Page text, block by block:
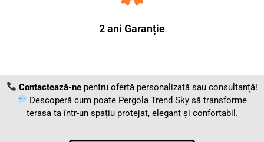
2 ani Garanție
Contactează-ne pentru ofertă personalizată sau consultanță!
Descoperă cum poate Pergola Trend Sky să transforme
terasa ta într-un spațiu protejat, elegant și confortabil.